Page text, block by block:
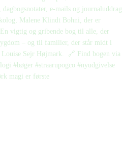
magi er første